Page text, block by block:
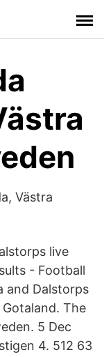
Västra
live
- Football
and Dalstorps
The
5 Dec
4. 512 63